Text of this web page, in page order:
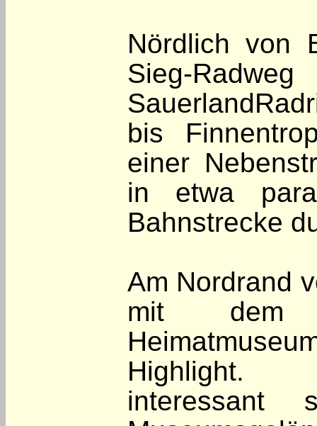
Nördlich von
Sieg-
bis
einer
in etwa
Bahnstrecke
Am Nordrand
mit dem
Highlight.